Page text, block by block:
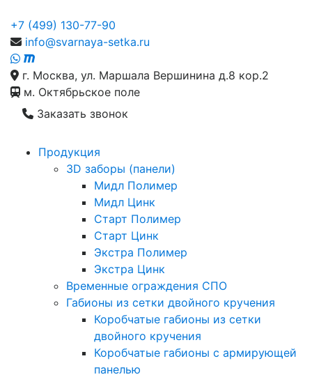
+7 (499) 130-77-90
info@svarnaya-setka.ru
г. Москва, ул. Маршала Вершинина д.8 кор.2
м. Октябрьское поле
Заказать звонок
Продукция
3D заборы (панели)
Мидл Полимер
Мидл Цинк
Старт Полимер
Старт Цинк
Экстра Полимер
Экстра Цинк
Временные ограждения СПО
Габионы из сетки двойного кручения
Коробчатые габионы из сетки
двойного кручения
Коробчатые габионы с армирующей
панелью